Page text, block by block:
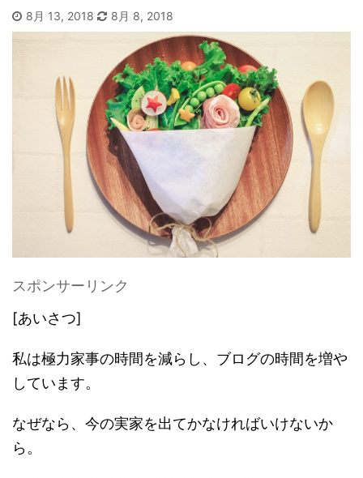
8月 13, 2018 8月 8, 2018
スポンサーリンク
[あいさつ]
私は極力家事の時間を減らし、 ブログの時間を増や
しています。
なぜなら、 今の実家を出てかなければいけないか
ら。